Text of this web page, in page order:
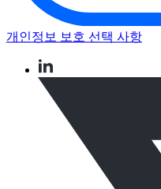
개인정보 보호 선택 사항